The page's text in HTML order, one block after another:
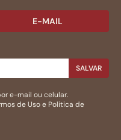
E-MAIL
SALVAR
e-mail ou celular.
de Usoe Politica de